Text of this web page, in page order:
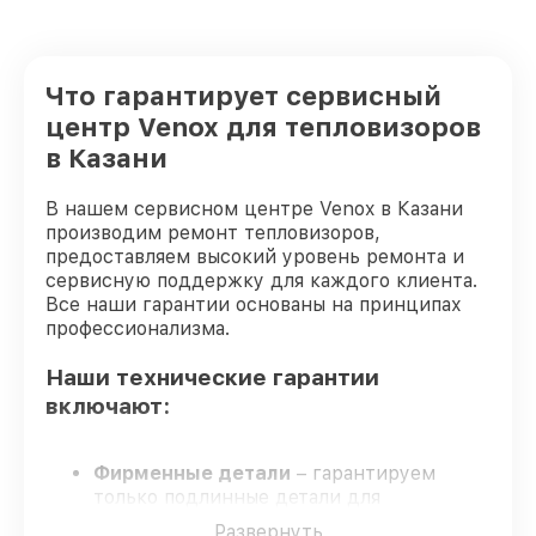
Что гарантирует сервисный
центр Venox для тепловизоров
в Казани
В нашем сервисном центре Venox в Казани
производим ремонт тепловизоров,
предоставляем высокий уровень ремонта и
сервисную поддержку для каждого клиента.
Все наши гарантии основаны на принципах
профессионализма.
Наши технические гарантии
включают:
Фирменные детали – гарантируем
только подлинные детали для
тепловизоров.